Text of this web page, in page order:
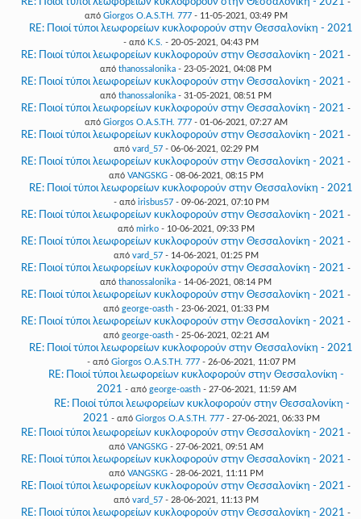
-
από Giorgos O.A.S.TH. 777- 11-05-2021, 03:49 PM
RE: Ποιοί τύποι λεωφορείων κυκλοφορούν στην Θεσσαλονίκη - 2021
- από K.S. - 20-05-2021, 04:43 PM
RE: Ποιοί τύποι λεωφορείων κυκλοφορούν στην Θεσσαλονίκη - 2021 -
από thanossalonika - 23-05-2021, 04:08 PM
RE: Ποιοί τύποι λεωφορείων κυκλοφορούν στην Θεσσαλονίκη - 2021 -
από thanossalonika - 31-05-2021, 08:51 PM
RE: Ποιοί τύποι λεωφορείων κυκλοφορούν στην Θεσσαλονίκη - 2021 -
από Giorgos O.A.S.TH. 777- 01-06-2021, 07:27 AM
RE: Ποιοί τύποι λεωφορείων κυκλοφορούν στην Θεσσαλονίκη - 2021 -
από vard_57- 06-06-2021, 02:29 PM
RE: Ποιοί τύποι λεωφορείων κυκλοφορούν στην Θεσσαλονίκη - 2021 -
από VANGSKG- 08-06-2021, 08:15 PM
RE: Ποιοί τύποι λεωφορείων κυκλοφορούν στην Θεσσαλονίκη - 2021
- από irisbus57- 09-06-2021, 07:10 PM
RE: Ποιοί τύποι λεωφορείων κυκλοφορούν στην Θεσσαλονίκη - 2021 -
από mirko- 10-06-2021, 09:33 PM
RE: Ποιοί τύποι λεωφορείων κυκλοφορούν στην Θεσσαλονίκη - 2021 -
από vard_57- 14-06-2021, 01:25 PM
RE: Ποιοί τύποι λεωφορείων κυκλοφορούν στην Θεσσαλονίκη - 2021 -
από thanossalonika - 14-06-2021, 08:14 PM
RE: Ποιοί τύποι λεωφορείων κυκλοφορούν στην Θεσσαλονίκη - 2021 -
από george-oasth- 23-06-2021, 01:33 PM
RE: Ποιοί τύποι λεωφορείων κυκλοφορούν στην Θεσσαλονίκη - 2021 -
από george-oasth- 25-06-2021, 02:21 AM
RE: Ποιοί τύποι λεωφορείων κυκλοφορούν στην Θεσσαλονίκη - 2021
- από Giorgos O.A.S.TH. 777- 26-06-2021, 11:07 PM
RE: Ποιοί τύποι λεωφορείων κυκλοφορούν στην Θεσσαλονίκη -
2021 - από george-oasth- 27-06-2021, 11:59 AM
RE: Ποιοί τύποι λεωφορείων κυκλοφορούν στην Θεσσαλονίκη -
2021 - από Giorgos O.A.S.TH. 777 - 27-06-2021, 06:33 PM
RE: Ποιοί τύποι λεωφορείων κυκλοφορούν στην Θεσσαλονίκη - 2021 -
από VANGSKG- 27-06-2021, 09:51 AM
RE: Ποιοί τύποι λεωφορείων κυκλοφορούν στην Θεσσαλονίκη - 2021 -
από VANGSKG- 28-06-2021, 11:11 PM
RE: Ποιοί τύποι λεωφορείων κυκλοφορούν στην Θεσσαλονίκη - 2021 -
από vard_57- 28-06-2021, 11:13 PM
RE: Ποιοί τύποι λεωφορείων κυκλοφορούν στην Θεσσαλονίκη - 2021 -